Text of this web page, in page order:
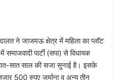
ने जाजमऊ क्षेत्र में महिला का प्लॉट
पार्टी (सपा) से विधायक
सात साल की सजा सुनाई है। इसके
500 रुपए जुर्माना व अन्य तीन